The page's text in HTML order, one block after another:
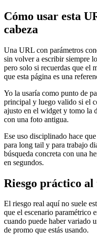
Cómo usar esta
cabeza
Una URL con parámetros
sin volver a escribir siempre
pero solo si recuerdas que el
que esta página es una
Yo la usaría como punto de
principal y luego valido si el
ajusto en el widget y tomo la
con una foto antigua.
Ese uso disciplinado hace
para long tail y para trabajo
búsqueda concreta con una
en segundos.
Riesgo práctico
El riesgo real aquí no suele
que el escenario paramétrico
cuando puede haber variado
de promo que estás usando.